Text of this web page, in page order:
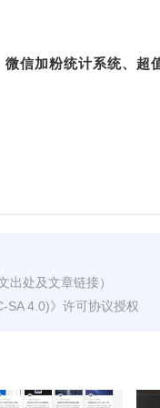
信加粉统计系统、超
出处及文章链接）
SA 4.0)》许可协议授权